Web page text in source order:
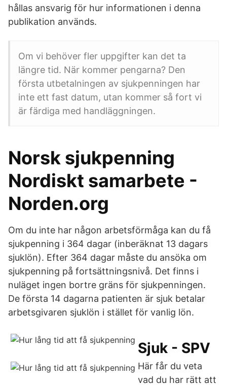
hållas ansvarig för hur informationen i denna
publikation används.
Om vi behöver fler uppgifter kan det ta
längre tid. När kommer pengarna? Den
första utbetalningen av sjukpenningen har
inte ett fast datum, utan kommer så fort vi
är färdiga med handläggningen.
Norsk sjukpenning
Nordiskt samarbete -
Norden.org
Om du inte har någon arbetsförmåga kan du få
sjukpenning i 364 dagar (inberäknat 13 dagars
sjuklön). Efter 364 dagar måste du ansöka om
sjukpenning på fortsättningsnivå. Det finns i
nuläget ingen bortre gräns för sjukpenningen.
De första 14 dagarna patienten är sjuk betalar
arbetsgivaren sjuklön i stället för vanlig lön.
Sjuk - SPV
Här får du veta
vad du har rätt att